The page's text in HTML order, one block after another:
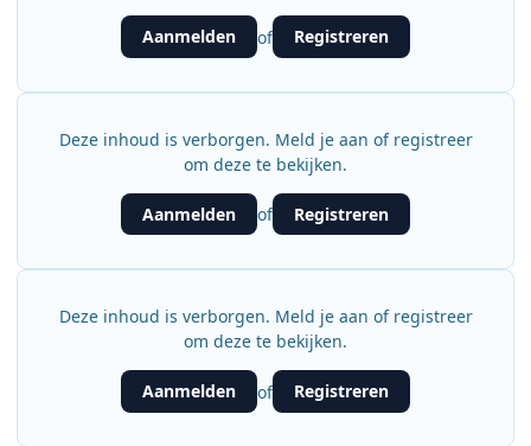
Aanmelden of Registreren
Deze inhoud is verborgen. Meld je aan of registreer
om deze te bekijken.
Aanmelden of Registreren
Deze inhoud is verborgen. Meld je aan of registreer
om deze te bekijken.
Aanmelden of Registreren